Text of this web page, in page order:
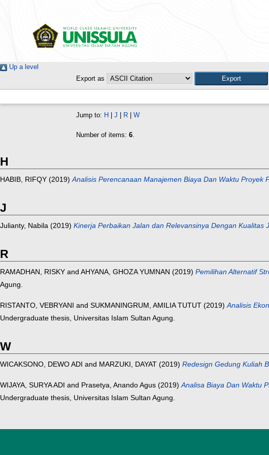
Up a level
Export as
Jump to: H J R W
Number of items: 6.
H
HABIB, RIFQY (2019)Analisis Perencanaan Manajemen Biaya Dan Waktu Proyek
J
Julianty, Nabila (2019) Kinerja Perbaikan Jalan dan Relevansinya Dengan Kualitas
R
RAMADHAN, RISKY and AHYANA, GHOZA YUMNAN (2019) Pemilihan Alternatif
Agung.
RISTANTO, VEBRYANI and SUKMANINGRUM, AMILIA TUTUT (2019)Analisis
Undergraduate thesis, Universitas Islam Sultan Agung.
W
WICAKSONO, DEWO ADI and MARZUKI, DAYAT (2019) Redesign Gedung Kuliah
WIJAYA, SURYA ADI and Prasetya, Anando Agus (2019)Analisa Biaya Dan Waktu
Undergraduate thesis, Universitas Islam Sultan Agung.